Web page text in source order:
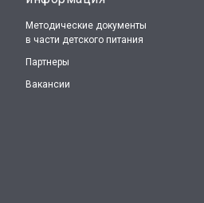
Методические документы
в части детского питания
Партнеры
Вакансии